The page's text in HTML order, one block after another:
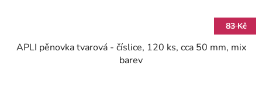
83 Kč
APLI pěnovka tvarová - číslice, 120 ks, cca 50 mm, mix
barev